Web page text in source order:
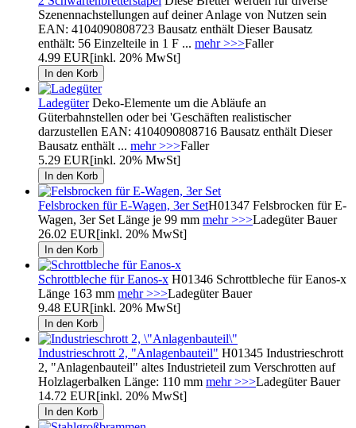
Szenennachstellungen auf deiner Anlage von Nutzen sein
EAN: 4104090808723 Bausatz enthält Dieser Bausatz
enthält: 56 Einzelteile in 1 F ... mehr >>>Faller
4.99 EUR[inkl. 20% MwSt]
LadegüterDeko-Elemente um die Abläufe an
Güterbahnstellen oder bei 'Geschäften realistischer
darzustellen EAN: 4104090808716 Bausatz enthält Dieser
Bausatz enthält ... mehr >>>Faller
5.29 EUR[inkl. 20% MwSt]
Felsbrocken für E-Wagen, 3er SetH01347 Felsbrocken für E-
Wagen, 3er Set Länge je 99 mm mehr >>>Ladegüter Bauer
26.02 EUR[inkl. 20% MwSt]
Schrottbleche für Eanos-x H01346 Schrottbleche für Eanos-x
Länge 163 mm mehr >>>Ladegüter Bauer
9.48 EUR[inkl. 20% MwSt]
Industrieschrott 2, "Anlagenbauteil" H01345 Industrieschrott
2, "Anlagenbauteil" altes Industrieteil zum Verschrotten auf
Holzlagerbalken Länge: 110 mm mehr >>>Ladegüter Bauer
14.72 EUR[inkl. 20% MwSt]